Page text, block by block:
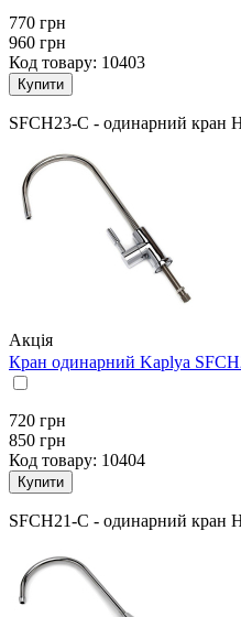
770 грн
960 грн
Код товару: 10403
SFCH23-C - одинарний кран
Акція
Кран одинарний Kaplya
720 грн
850 грн
Код товару: 10404
SFCH21-C - одинарний кран